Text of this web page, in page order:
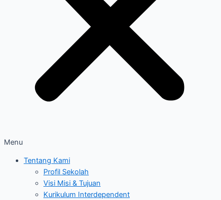
Menu
Tentang Kami
Profil Sekolah
Visi Misi & Tujuan
Kurikulum Interdependent